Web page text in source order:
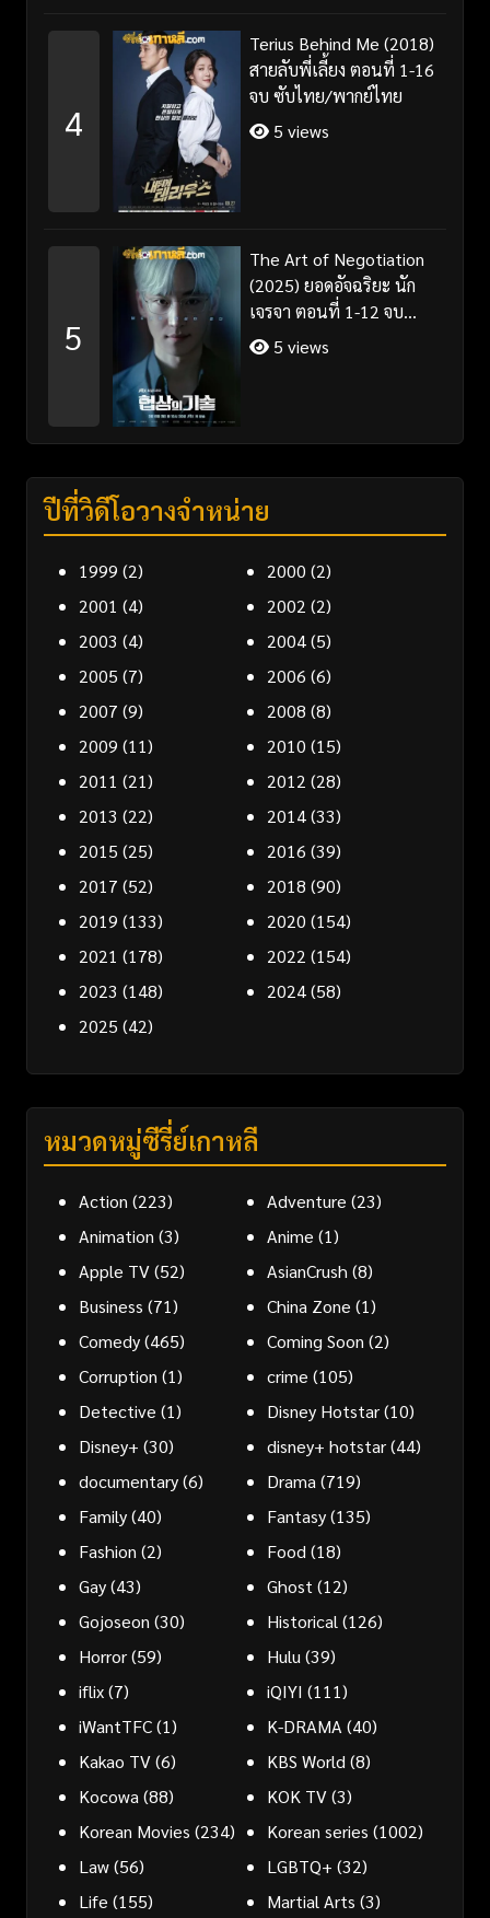
4
Terius Behind Me (2018)
สายลับพี่เลี้ยง ตอนที่ 1-16
จบ ซับไทย/พากย์ไทย
5 views
5
The Art of Negotiation
(2025) ยอดอัจฉริยะ นัก
เจรจา ตอนที่ 1-12 จบ
พากย์ไทย/ซับไทย
5 views
ปีที่วิดีโอวางจำหน่าย
1999 (2) 2000 (2)
2001 (4) 2002 (2)
2003 (4) 2004(5)
2005 (7) 2006 (6)
2007 (9) 2008 (8)
2009 (11) 2010 (15)
2011 (21) 2012 (28)
2013 (22) 2014(33)
2015 (25) 2016 (39)
2017 (52) 2018 (90)
2019 (133) 2020 (154)
2021 (178) 2022 (154)
2023 (148) 2024(58)
2025 (42)
หมวดหมู่ซีรี่ย์เกาหลี
Action (223) Adventure (23)
Animation (3) Anime (1)
Apple TV(52) AsianCrush (8)
Business (71) China Zone (1)
Comedy(465) Coming Soon (2)
Corruption (1) crime (105)
Detective (1) Disney Hotstar(10)
Disney+ (30) disney+ hotstar(44)
documentary(6) Drama (719)
Family(40) Fantasy(135)
Fashion (2) Food (18)
Gay(43) Ghost (12)
Gojoseon (30) Historical (126)
Horror(59) Hulu (39)
iflix(7) iQIYI (111)
iWantTFC(1) K-DRAMA (40)
Kakao TV(6) KBS World (8)
Kocowa (88) KOK TV(3)
Korean Movies (234) Korean series (1002)
Law(56) LGBTQ+ (32)
Life (155) Martial Arts (3)